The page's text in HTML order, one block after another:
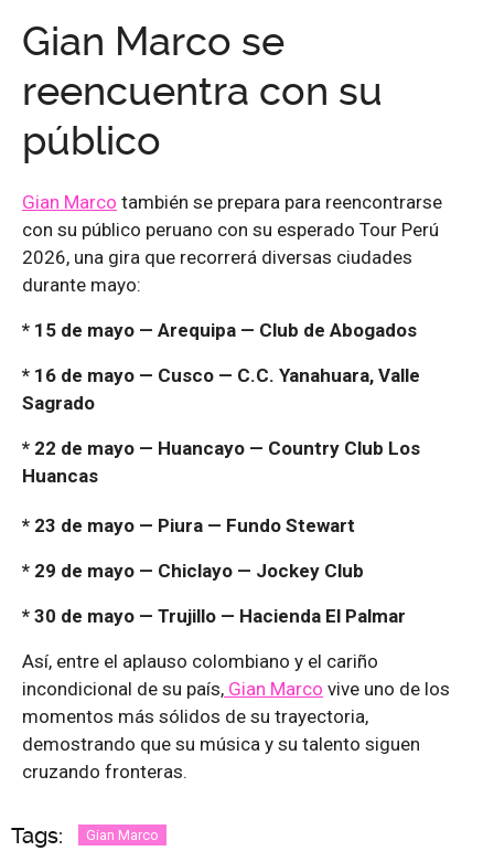
Gian Marco se
reencuentra con su
público
Gian Marco también se prepara para reencontrarse
con su público peruano con su esperado Tour Perú
2026, una gira que recorrerá diversas ciudades
durante mayo:
* 15 de mayo — Arequipa — Club de Abogados
* 16 de mayo — Cusco — C.C. Yanahuara, Valle
Sagrado
* 22 de mayo — Huancayo — Country Club Los
Huancas
* 23 de mayo — Piura — Fundo Stewart
* 29 de mayo — Chiclayo — Jockey Club
* 30 de mayo — Trujillo — Hacienda El Palmar
Así, entre el aplauso colombiano y el cariño
incondicional de su país, Gian Marco vive uno de los
momentos más sólidos de su trayectoria,
demostrando que su música y su talento siguen
cruzando fronteras.
Tags: Gian Marco